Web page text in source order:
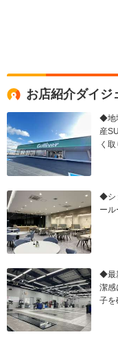
お店紹介ダイジ
◆地
産
く
◆シ
ール
◆最
潔感
子を